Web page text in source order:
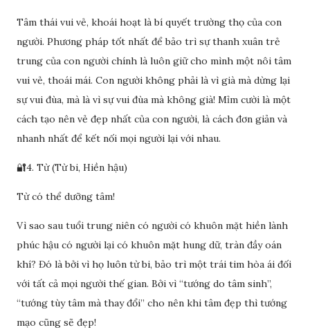
Tâm thái vui vẻ, khoái hoạt là bí quyết trường thọ của con
người. Phương pháp tốt nhất để bảo trì sự thanh xuân trẻ
trung của con người chính là luôn giữ cho mình một nôi tâm
vui vẻ, thoái mái. Con người không phải là vì già mà dừng lại
sự vui đùa, mà là vì sự vui đùa mà không già! Mỉm cười là một
cách tạo nên vẻ đẹp nhất của con người, là cách đơn giản và
nhanh nhất để kết nối mọi người lại với nhau.
🔐4. Từ (Từ bi, Hiền hậu)
Từ có thể dưỡng tâm!
Vì sao sau tuổi trung niên có người có khuôn mặt hiền lành
phúc hậu có người lại có khuôn mặt hung dữ, tràn đầy oán
khí? Đó là bởi vì họ luôn từ bi, bảo trì một trái tim hòa ái đối
với tất cả mọi người thế gian. Bởi vì “tướng do tâm sinh”,
“tướng tùy tâm mà thay đổi” cho nên khi tâm đẹp thì tướng
mạo cũng sẽ đẹp!